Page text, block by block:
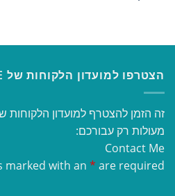
הצטרפו למועדון הלקוחות של MENZONE
זה הזמן להצטרף למועדון הלקוחות
מעולות רק עבורכם:
Contact Me
marked with an * are required